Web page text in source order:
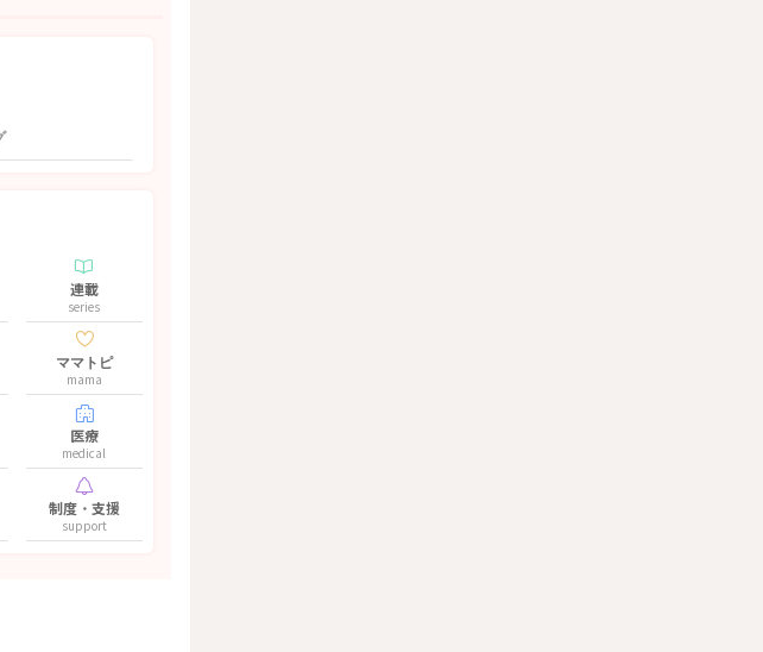
連載
series
ママトピ
mama
医療
medical
制度・支援
support